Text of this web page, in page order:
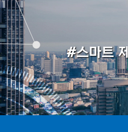
#스마트